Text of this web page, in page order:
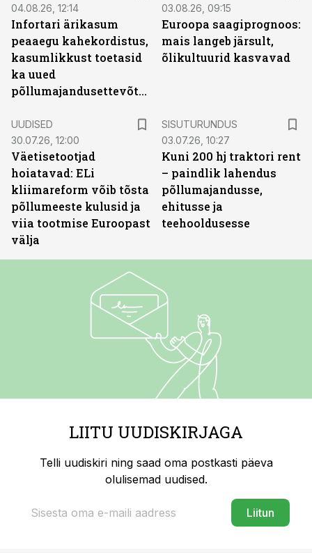
04.08.26, 12:14
Infortari ärikasum
peaaegu kahekordistus,
kasumlikkust toetasid
ka uued
põllumajandusettevõtted
03.08.26, 09:15
Euroopa saagiprognoos:
mais langeb järsult,
õlikultuurid kasvavad
UUDISED
30.07.26, 12:00
Väetisetootjad
hoiatavad: ELi
kliimareform võib tõsta
põllumeeste kulusid ja
viia tootmise Euroopast
välja
SISUTURUNDUS
03.07.26, 10:27
Kuni 200 hj traktori rent
– paindlik lahendus
põllumajandusse,
ehitusse ja
teehooldusesse
LIITU UUDISKIRJAGA
Telli uudiskiri ning saad oma postkasti päeva
olulisemad uudised.
Liitun